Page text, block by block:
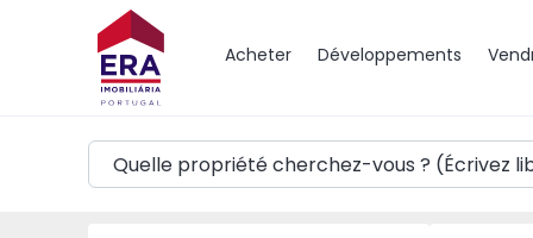
Acheter Développements
Carte